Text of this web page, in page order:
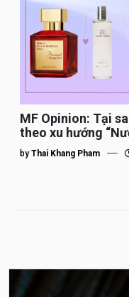
MF Opinion: Tại
theo xu hướng
by Thai Khang Pham